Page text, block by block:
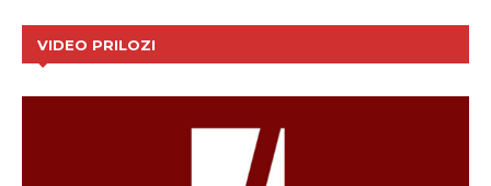
VIDEO PRILOZI